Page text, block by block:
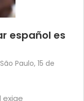
español es
Paulo, 15 de
exige